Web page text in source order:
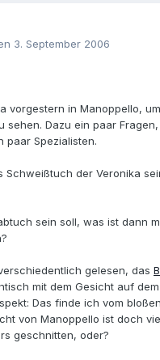
3. September 2006
vorgestern in Manoppello,
sehen. Dazu ein paar
paar Spezialisten.
Schweißtuch der Veronika
sein soll, was ist dann
gelesen, das
mit dem Gesicht auf dem
Das finde ich vom
von Manoppello ist doch
geschnitten, oder?